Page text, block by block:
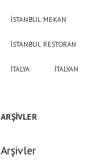
İSTANBUL MEKAN
İSTANBUL RESTORAN
İTALYA İTALYAN
ARŞIVLER
Arşivler